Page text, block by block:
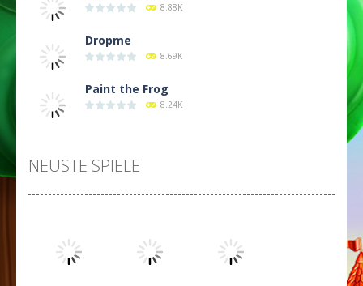
8.88K
Dropme
8.69K
Paint the Frog
8.24K
NEUSTE SPIELE